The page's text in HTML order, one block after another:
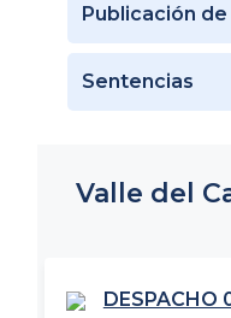
Publicación
Sentencias
Valle del
DESPACHO